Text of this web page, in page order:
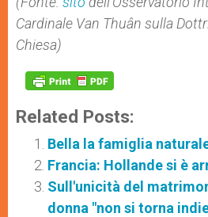
Cardinale Van Thuân sulla
Chiesa)
Related Posts:
Bella la famiglia
Francia: Hollande si è
Sull'unicità del
donna "non si torna